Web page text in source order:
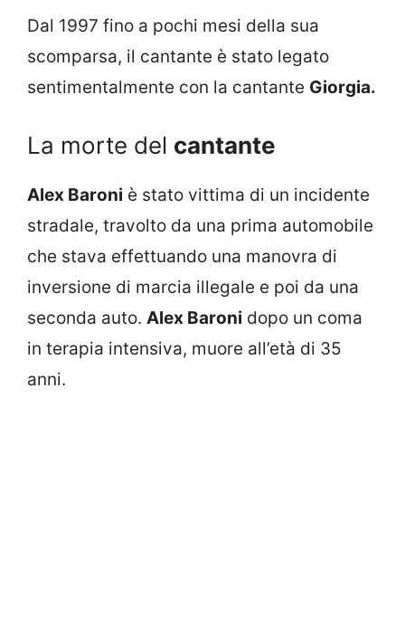
Dal 1997 fino a pochi mesi della sua
scomparsa, il cantante è stato legato
sentimentalmente con la cantante Giorgia.
La morte del cantante
Alex Baroni è stato vittima di un incidente
stradale, travolto da una prima automobile
che stava effettuando una manovra di
inversione di marcia illegale e poi da una
seconda auto. Alex Baroni dopo un coma
in terapia intensiva, muore all’età di 35
anni.